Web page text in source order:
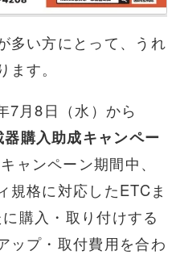
多い方にとって、うれ
す。
7月8日（水）から
購入助成キャンペー
ャンペーン期間中、
規格に対応したETCま
購入・取り付けする
ップ・取付費用を合わ